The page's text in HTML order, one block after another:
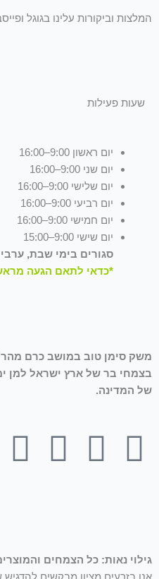
המלצות וביקורות עלינו בגוגל
שעות פעילות
יום ראשון 9:00–16:00
יום שני 9:00–16:00
יום שלישי 9:00–16:00
יום רביעי 9:00–16:00
יום חמישי 9:00–16:00
יום שישי 9:00–15:00
סגורים בימי שבת,
*כדאי לתאם הגעה
משק סימן טוב במושב כרם
בצמחי בר של ארץ ישראל למן
של המדינה.
F
e
Y
t
I
t
W
t
גילוי נאות: כל הצמחים
אנו בזרעים מציון מבקשים